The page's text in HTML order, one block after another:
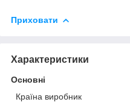
Приховати
Характеристики
Основні
Країна виробник